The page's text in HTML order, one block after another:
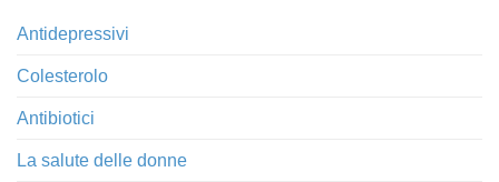
Antidepressivi
Colesterolo
Antibiotici
La salute delle donne